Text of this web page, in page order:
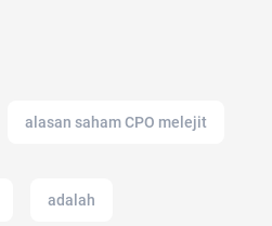
alasan saham CPO melejit
adalah